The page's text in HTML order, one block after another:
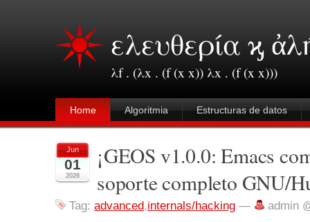
ελευθερία ϗ
λf . (λx . (f (x x)) λx . (f (x x)))
Home Algoritmia Estructuras de datos
Jun
01
2026
¡GEOS v1.0.0: Emacs
soporte completo GNU/
Tag: advanced,internals/hacking — admin